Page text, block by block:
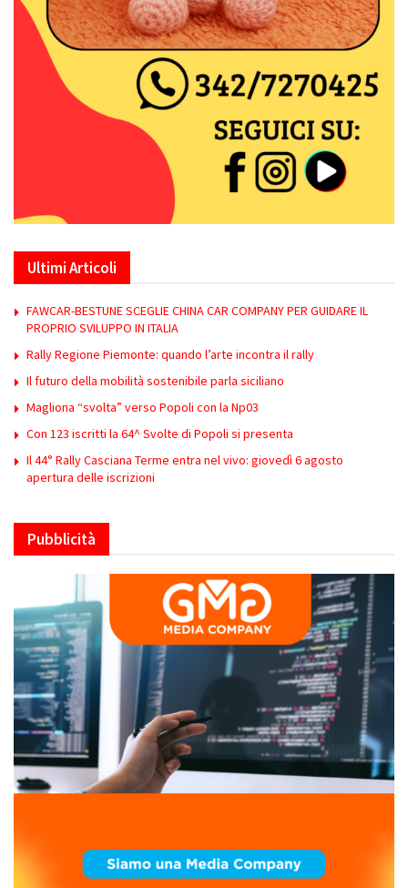
Ultimi Articoli
FAWCAR-BESTUNE SCEGLIE CHINA CAR COMPANY PER GUIDARE IL
PROPRIO SVILUPPO IN ITALIA
Rally Regione Piemonte: quando l’arte incontra il rally
Il futuro della mobilità sostenibile parla siciliano
Magliona “svolta” verso Popoli con la Np03
Con 123 iscritti la 64^ Svolte di Popoli si presenta
Il 44° Rally Casciana Terme entra nel vivo: giovedì 6 agosto
apertura delle iscrizioni
Pubblicità